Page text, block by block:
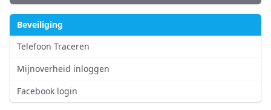
Beveiliging
Telefoon Traceren
Mijnoverheid inloggen
Facebook login